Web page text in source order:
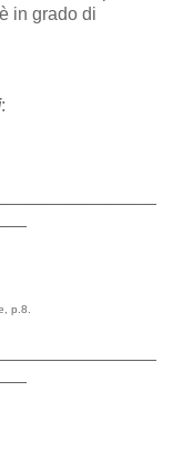
in grado di
:
p.8.